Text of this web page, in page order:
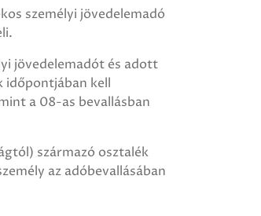
személyi jövedelemadó
jövedelemadót és adott
időpontjában kell
a 08-as bevallásban
származó osztalék
az adóbevallásában